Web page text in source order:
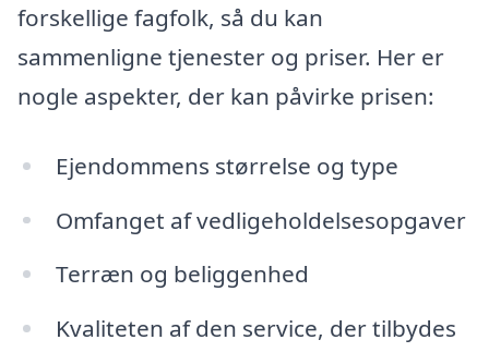
forskellige fagfolk, så du kan
sammenligne tjenester og priser. Her er
nogle aspekter, der kan påvirke prisen:
Ejendommens størrelse og type
Omfanget af vedligeholdelsesopgaver
Terræn og beliggenhed
Kvaliteten af den service, der tilbydes